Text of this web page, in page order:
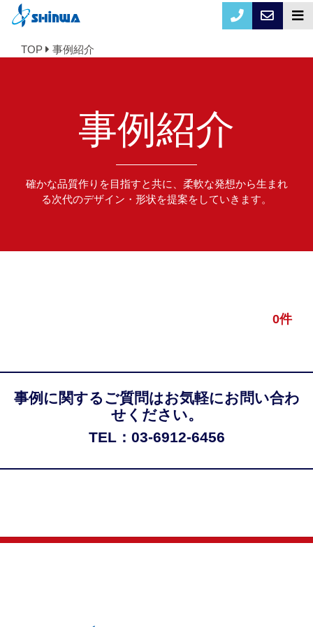
TOP 事例紹介
事例紹介
確かな品質作りを目指すと共に、柔軟な発想から生まれ
る次代のデザイン・形状を提案をしていきます。
0件
事例に関するご質問はお気軽にお問い合わ
せください。
TEL：03-6912-6456